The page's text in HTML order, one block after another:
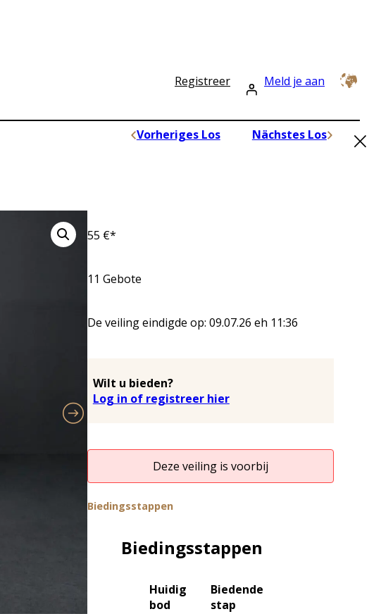
Registreer
Meld je aan
Vorheriges Los Nächstes Los
55 €*
11 Gebote
De veiling eindigde op: 09.07.26 eh 11:36
Wilt u bieden?
Log in of registreer hier
Deze veiling is voorbij
Biedingsstappen
Biedingsstappen
Huidig
bod
Biedende
stap
×